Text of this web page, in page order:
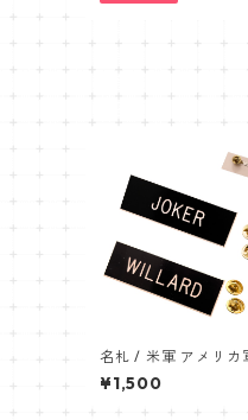
名札 / 米軍 アメリカ
KER,WILLARD［各軍
プ予約可・要相談］ネ
プレート つるつる加
¥1,500